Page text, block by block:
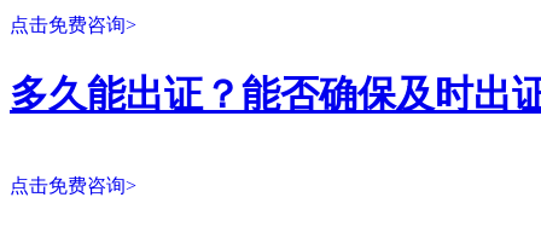
点击免费咨询>
多久能出证？能否确保及时出
点击免费咨询>